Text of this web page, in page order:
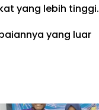
yang lebih tinggi.
yang luar